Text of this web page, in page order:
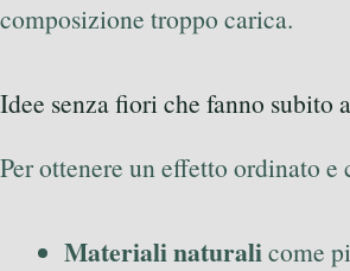
composizione troppo carica.
Idee senza fiori che fanno subito
Per ottenere un effetto ordinato e
Materiali naturalicome